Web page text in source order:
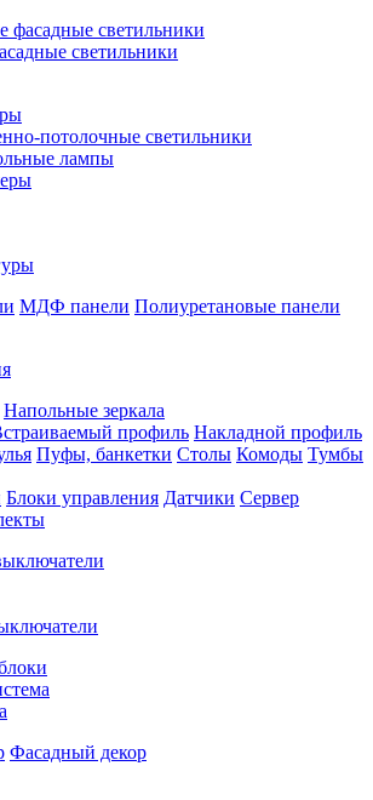
фасадные светильники
светильники
потолочные светильники
лампы
МДФ панели Полиуретановые панели
Напольные зеркала
профиль Накладной профиль
Пуфы, банкетки Столы Комоды Тумбы
Блоки управления Датчики Сервер
Фасадный декор